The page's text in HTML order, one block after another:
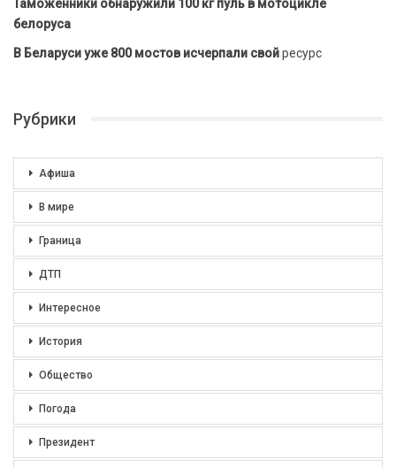
Таможенники обнаружили 100 кг пуль в мотоцикле
белоруса
В Беларуси уже 800 мостов исчерпали свойресурс
Рубрики
Афиша
В мире
Граница
ДТП
Интересное
История
Общество
Погода
Президент